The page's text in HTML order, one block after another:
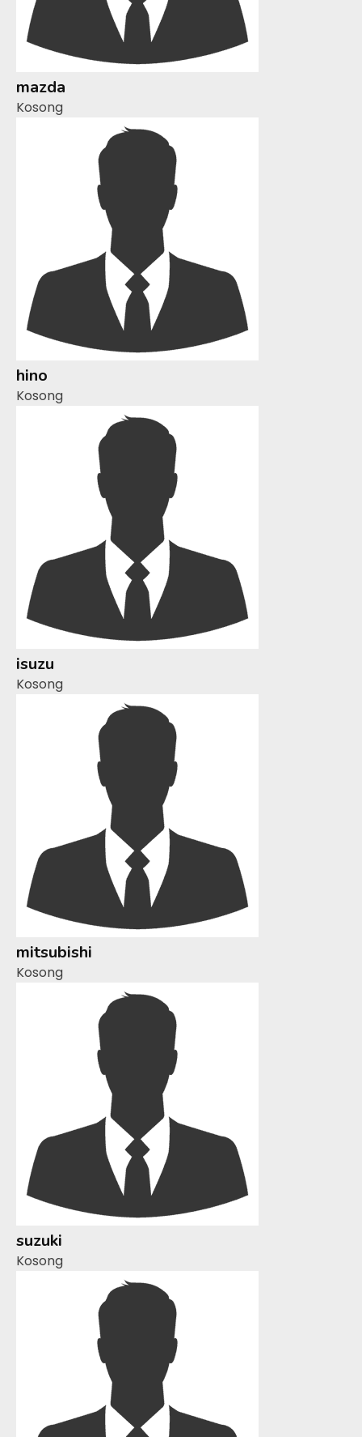
mazda
Kosong
hino
Kosong
isuzu
Kosong
mitsubishi
Kosong
suzuki
Kosong